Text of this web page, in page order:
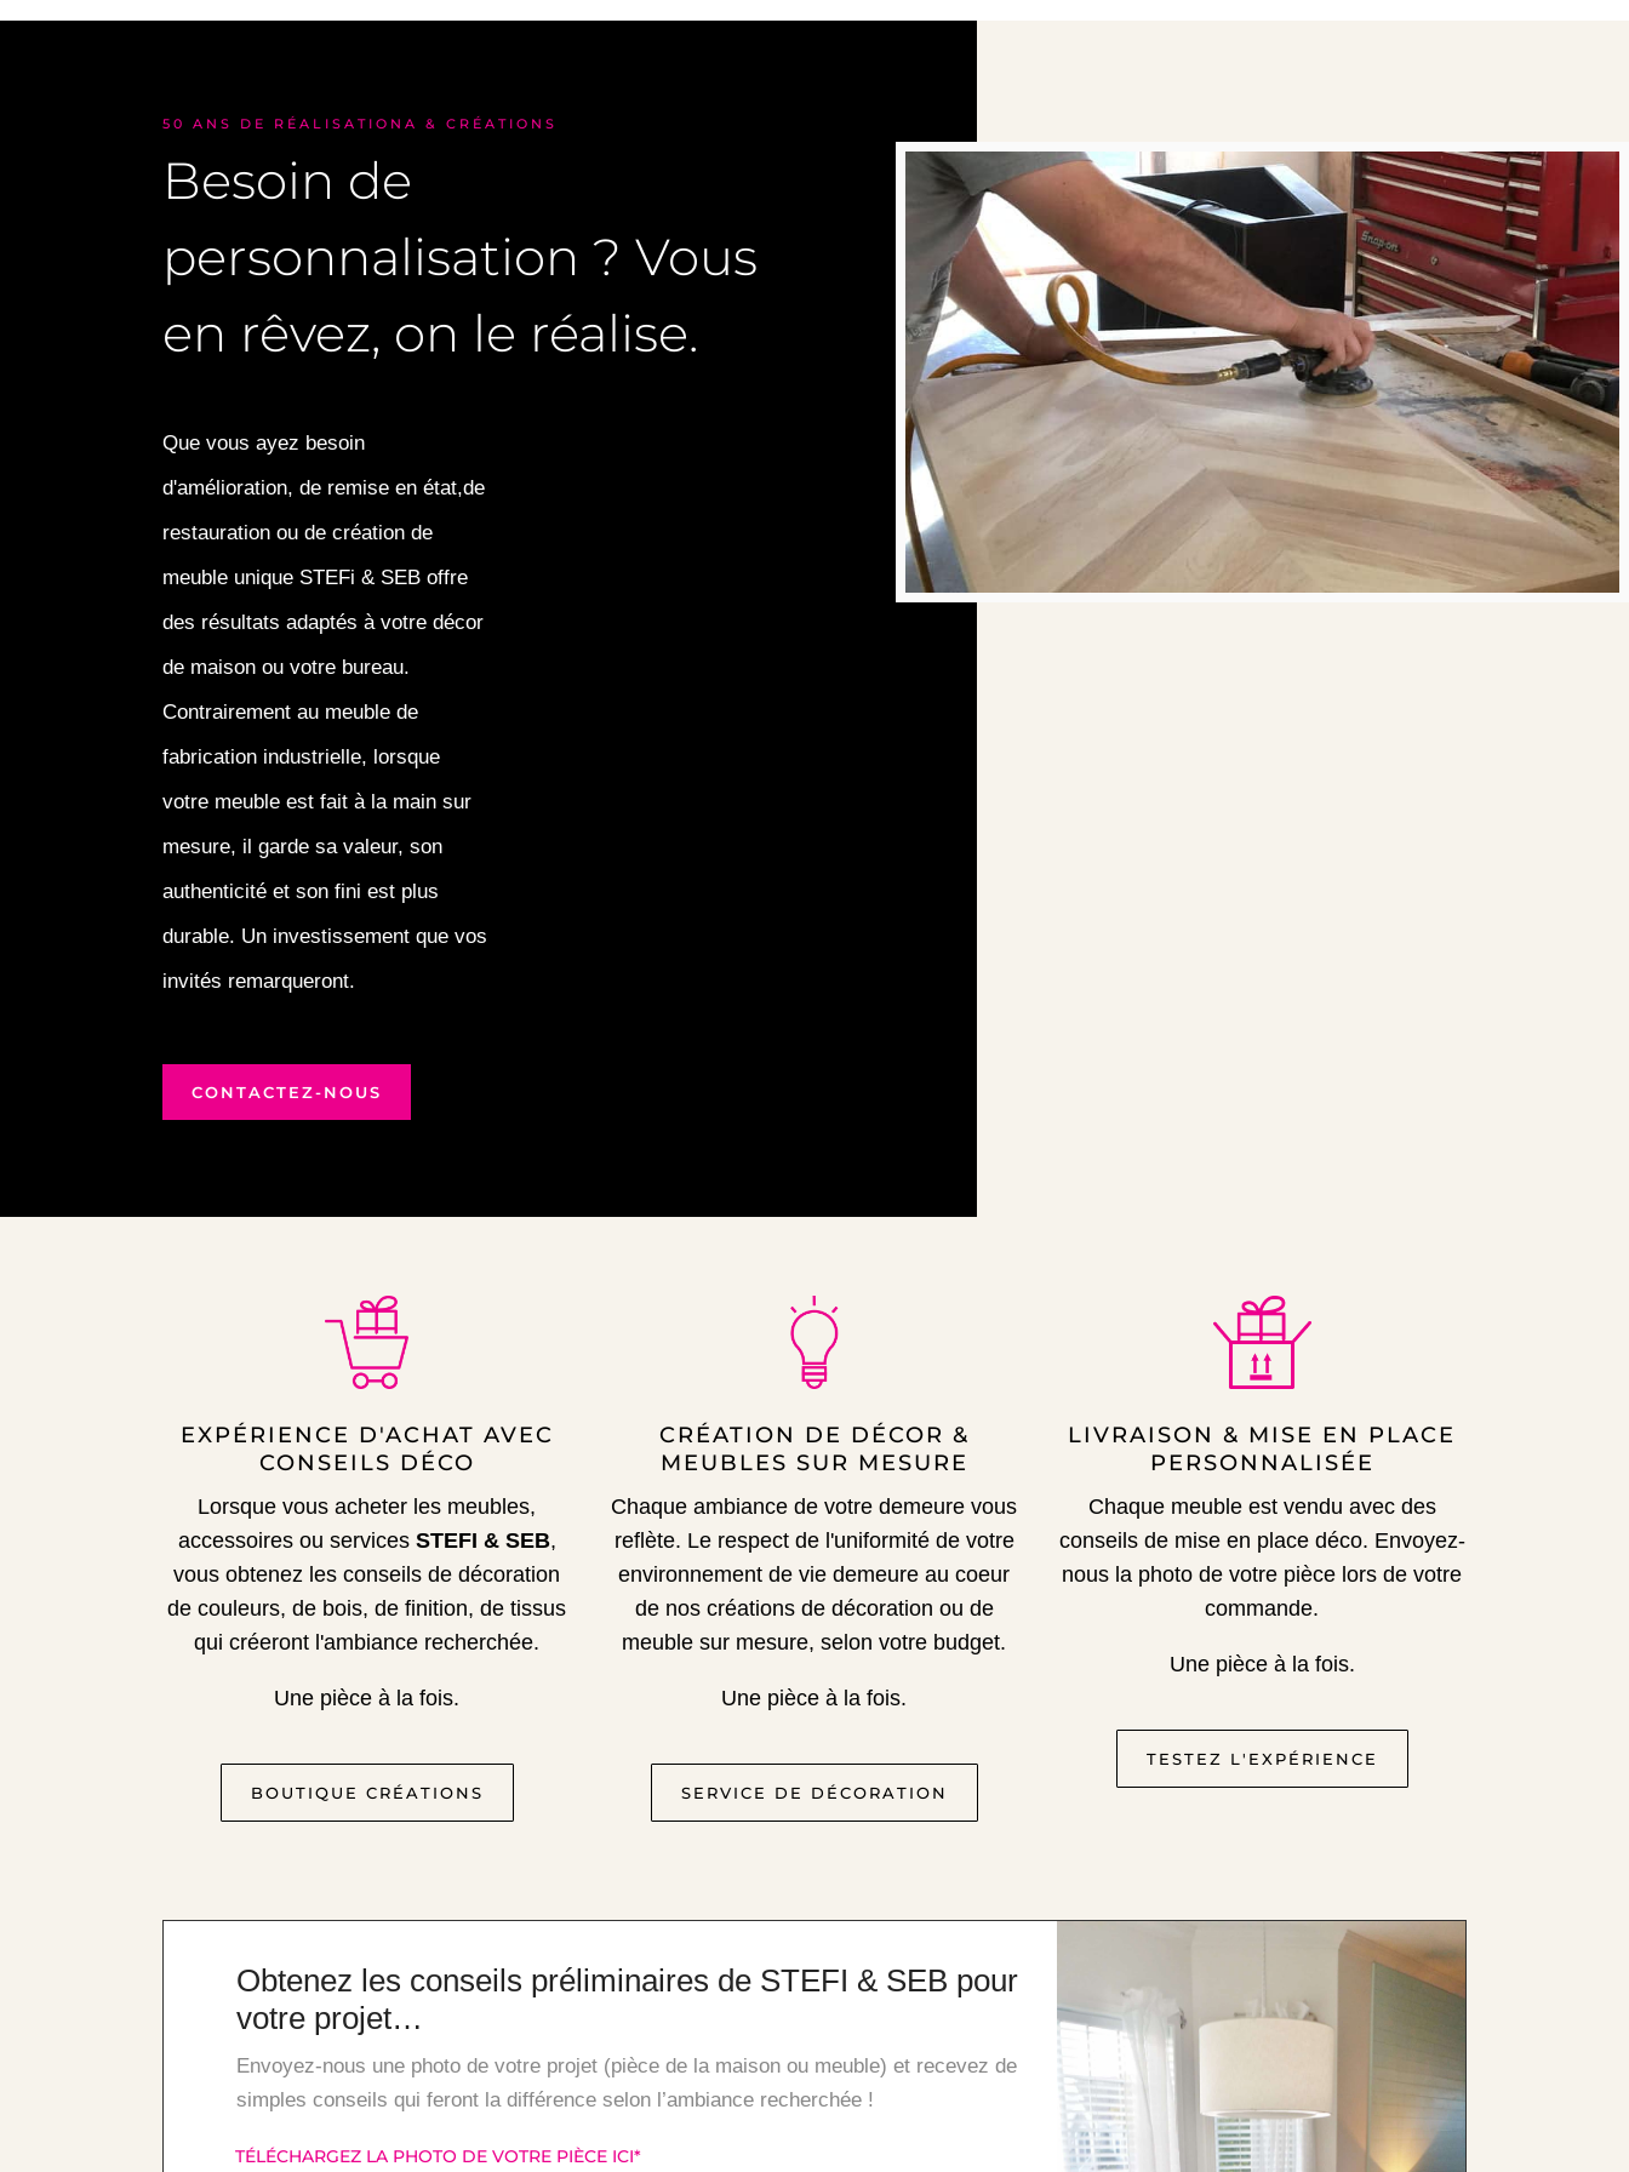
50 ANS DE RÉALISATIONA & CRÉATIONS
Besoin de
personnalisation ? Vous
en rêvez, on le réalise.
Que vous ayez besoin
d'amélioration, de remise en état,de
restauration ou de création de
meuble unique STEFi & SEB offre
des résultats adaptés à votre décor
de maison ou votre bureau.
Contrairement au meuble de
fabrication industrielle, lorsque
votre meuble est fait à la main sur
mesure, il garde sa valeur, son
authenticité et son fini est plus
durable. Un investissement que vos
invités remarqueront.
CONTACTEZ-NOUS
EXPÉRIENCE D'ACHAT AVEC
CONSEILS DÉCO
Lorsque vous acheter les meubles,
accessoires ou services STEFI & SEB,
vous obtenez les conseils de décoration
de couleurs, de bois, de finition, de tissus
qui créeront l'ambiance recherchée.
Une pièce à la fois.
BOUTIQUE CRÉATIONS
CRÉATION DE DÉCOR &
MEUBLES SUR MESURE
Chaque ambiance de votre demeure vous
reflète. Le respect de l'uniformité de votre
environnement de vie demeure au coeur
de nos créations de décoration ou de
meuble sur mesure, selon votre budget.
Une pièce à la fois.
SERVICE DE DÉCORATION
LIVRAISON & MISE EN PLACE
PERSONNALISÉE
Chaque meuble est vendu avec des
conseils de mise en place déco. Envoyez-
nous la photo de votre pièce lors de votre
commande.
Une pièce à la fois.
TESTEZ L'EXPÉRIENCE
Obtenez les conseils préliminaires de STEFI & SEB pour
votre projet…
Envoyez-nous une photo de votre projet (pièce de la maison ou meuble) et recevez de
simples conseils qui feront la différence selon l’ambiance recherchée !
TÉLÉCHARGEZ LA PHOTO DE VOTRE PIÈCE ICI*